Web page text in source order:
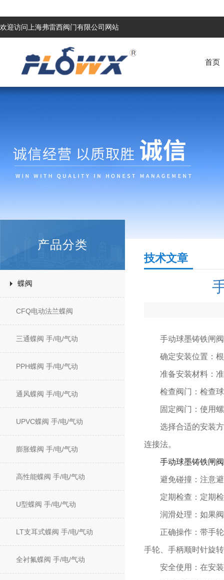
欢迎访问上海弗雷西阀门有限公司网站
首页
产品分类
蝶阀
CFQ电动法兰蝶阀
三通蝶阀 手/电/气动
PPH蝶阀 手/电/气动
通风蝶阀 手/电/气动
UPVC蝶阀 手/电/气动
膨胀蝶阀 手/电/气动
高性能蝶阀 手/电/气动
U型蝶阀 手/电/气动
LT支耳式蝶阀 手/电/气动
全衬氟蝶阀 手/电/气动
技术文章
手动球墨铸铁闸阀
确定安装位置：根
准备安装材料：准
检查阀门：检查球
固定阀门：使用螺
选择合适的安装方
连接法。
手动球墨铸铁闸阀
避免碰撞：注意避
定期检查：定期检
润滑处理：如果阀
正确操作：带手轮
手轮、手柄顺时针旋
安全使用：在安装